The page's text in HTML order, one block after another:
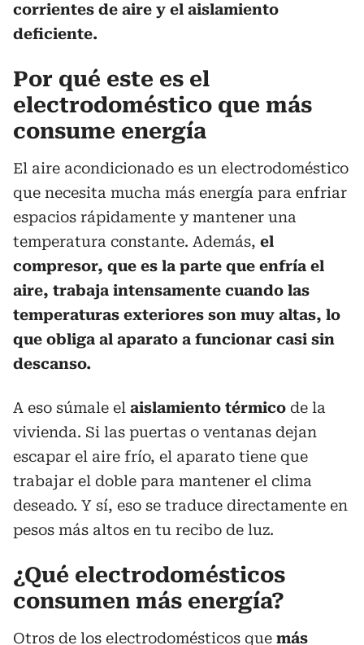
corrientes de aire y el aislamiento
deficiente.
Por qué este es el
electrodoméstico que más
consume energía
El aire acondicionado es un electrodoméstico
que necesita mucha más energía para enfriar
espacios rápidamente y mantener una
temperatura constante. Además, el
compresor, que es la parte que enfría el
aire, trabaja intensamente cuando las
temperaturas exteriores son muy altas, lo
que obliga al aparato a funcionar casi sin
descanso.
A eso súmale el aislamiento térmico de la
vivienda. Si las puertas o ventanas dejan
escapar el aire frío, el aparato tiene que
trabajar el doble para mantener el clima
deseado. Y sí, eso se traduce directamente en
pesos más altos en tu recibo de luz.
¿Qué electrodomésticos
consumen más energía?
Otros de los electrodomésticos que más